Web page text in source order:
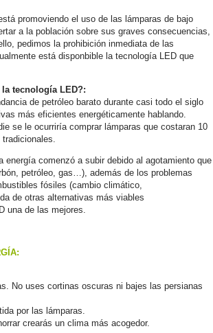
promoviendo el uso de las lámparas de bajo
a la población sobre sus graves consecuencias,
pedimos la prohibición inmediata de las
está disponbible la tecnología LED que
tecnología LED?:
de petróleo barato durante casi todo el siglo
más eficientes energéticamente hablando.
se le ocurriría comprar lámparas que costaran 10
energía comenzó a subir debido al agotamiento que
petróleo, gas…), además de los problemas
fósiles (cambio climático,
de otras alternativas más viables
una de las mejores.
No uses cortinas oscuras ni bajes las persianas
por las lámparas.
crearás un clima más acogedor.